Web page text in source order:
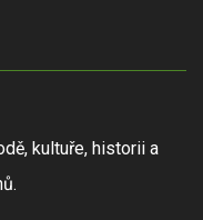
kultuře, historii a